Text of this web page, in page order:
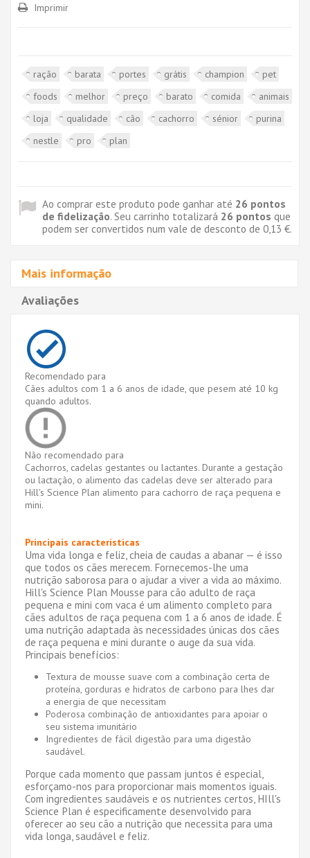
Imprimir
ração barata portes grátis champion
pet
foods
melhor preço barato comida
animais
loja
qualidade cão cachorro sénior
purina
nestle
pro plan
Ao comprar este produto pode ganhar até 26 pontos
de fidelização. Seu carrinho totalizará 26 pontos que
podem ser convertidos num vale de desconto de 0,13 €.
Mais informação
Avaliações
Recomendado para
Cães adultos com 1 a 6 anos de idade, que pesem até 10 kg
quando adultos.
Não recomendado para
Cachorros, cadelas gestantes ou lactantes. Durante a gestação
ou lactação, o alimento das cadelas deve ser alterado para
Hill's Science Plan alimento para cachorro de raça pequena e
mini.
Principais características
Uma vida longa e feliz, cheia de caudas a abanar — é isso
que todos os cães merecem. Fornecemos-lhe uma
nutrição saborosa para o ajudar a viver a vida ao máximo.
Hill's Science Plan Mousse para cão adulto de raça
pequena e mini com vaca é um alimento completo para
cães adultos de raça pequena com 1 a 6 anos de idade. É
uma nutrição adaptada às necessidades únicas dos cães
de raça pequena e mini durante o auge da sua vida.
Principais benefícios:
Textura de mousse suave com a combinação certa de
proteína, gorduras e hidratos de carbono para lhes dar
a energia de que necessitam
Poderosa combinação de antioxidantes para apoiar o
seu sistema imunitário
Ingredientes de fácil digestão para uma digestão
saudável.
Porque cada momento que passam juntos é especial,
esforçamo-nos para proporcionar mais momentos iguais.
Com ingredientes saudáveis e os nutrientes certos, HIll's
Science Plan é especificamente desenvolvido para
oferecer ao seu cão a nutrição que necessita para uma
vida longa, saudável e feliz.